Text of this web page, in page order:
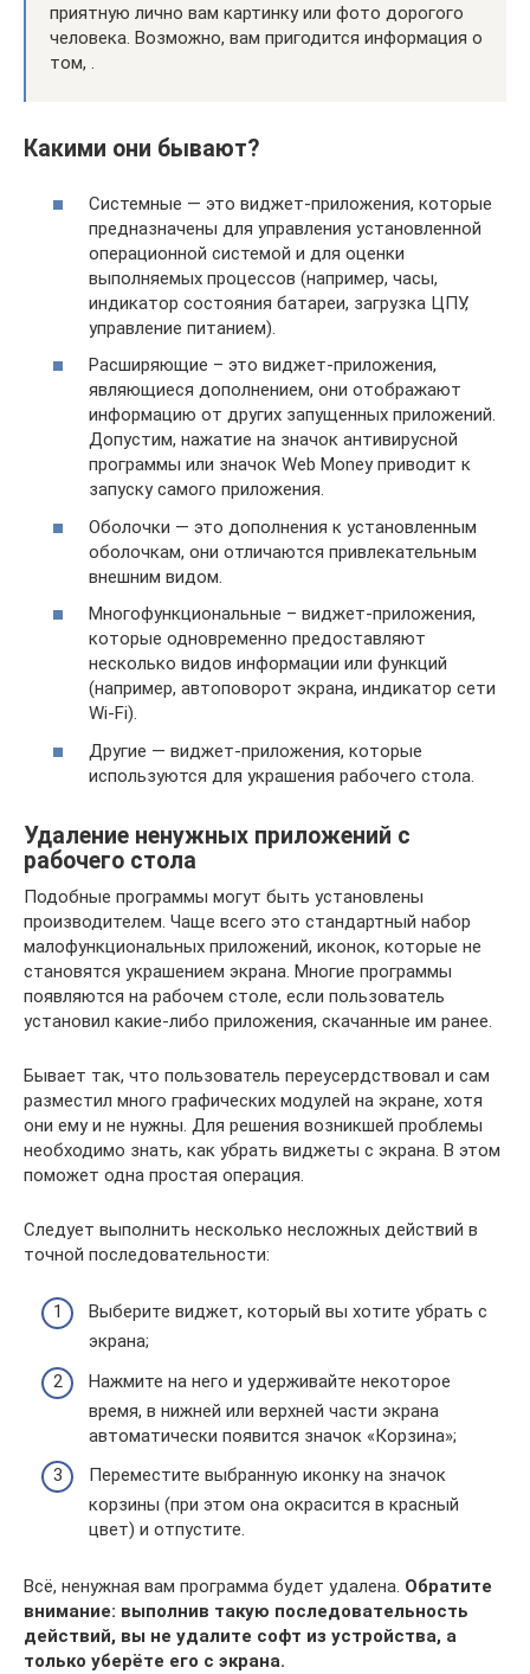
приятную лично вам картинку или фото дорогого
человека. Возможно, вам пригодится информация о
том, .
Какими они бывают?
Системные — это виджет-приложения, которые
предназначены для управления установленной
операционной системой и для оценки
выполняемых процессов (например, часы,
индикатор состояния батареи, загрузка ЦПУ,
управление питанием).
Расширяющие – это виджет-приложения,
являющиеся дополнением, они отображают
информацию от других запущенных приложений.
Допустим, нажатие на значок антивирусной
программы или значок Web Money приводит к
запуску самого приложения.
Оболочки — это дополнения к установленным
оболочкам, они отличаются привлекательным
внешним видом.
Многофункциональные – виджет-приложения,
которые одновременно предоставляют
несколько видов информации или функций
(например, автоповорот экрана, индикатор сети
Wi-Fi).
Другие — виджет-приложения, которые
используются для украшения рабочего стола.
Удаление ненужных приложений с
рабочего стола
Подобные программы могут быть установлены
производителем. Чаще всего это стандартный набор
малофункциональных приложений, иконок, которые не
становятся украшением экрана. Многие программы
появляются на рабочем столе, если пользователь
установил какие-либо приложения, скачанные им ранее.
Бывает так, что пользователь переусердствовал и сам
разместил много графических модулей на экране, хотя
они ему и не нужны. Для решения возникшей проблемы
необходимо знать, как убрать виджеты с экрана. В этом
поможет одна простая операция.
Следует выполнить несколько несложных действий в
точной последовательности:
Выберите виджет, который вы хотите убрать с
экрана;
Нажмите на него и удерживайте некоторое
время, в нижней или верхней части экрана
автоматически появится значок «Корзина»;
Переместите выбранную иконку на значок
корзины (при этом она окрасится в красный
цвет) и отпустите.
Всё, ненужная вам программа будет удалена. Обратите
внимание: выполнив такую последовательность
действий, вы не удалите софт из устройства, а
только уберёте его с экрана.